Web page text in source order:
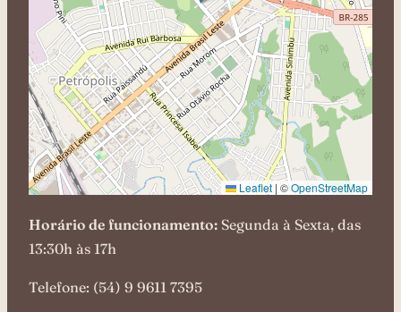
Leaflet | ©OpenStreetMap
Horário de funcionamento: Segunda à Sexta, das
13:30h às 17h
Telefone: (54) 9 9611 7395